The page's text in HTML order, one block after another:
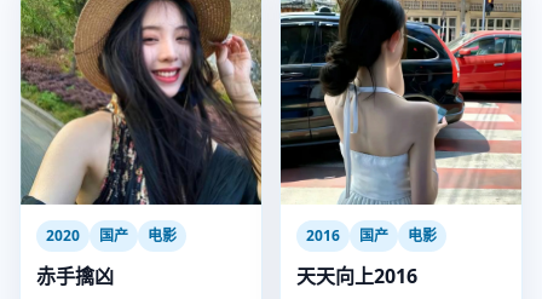
2020 国产 电影
赤手擒凶
2016 国产 电影
天天向上2016